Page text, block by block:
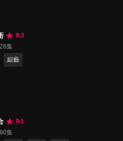
9.3
集
綜藝
9.1
集